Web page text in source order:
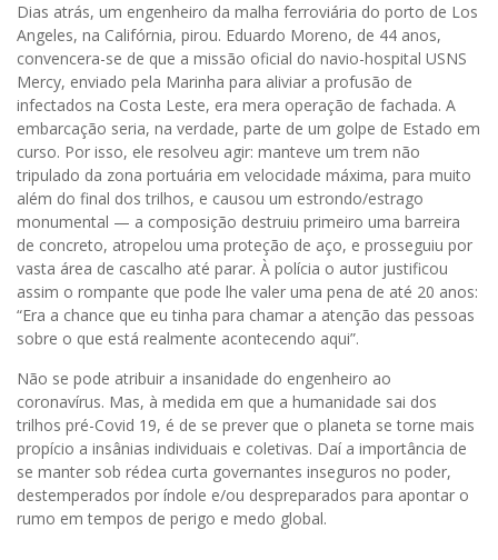
Dias atrás, um engenheiro da malha ferroviária do porto de Los
Angeles, na Califórnia, pirou. Eduardo Moreno, de 44 anos,
convencera-se de que a missão oficial do navio-hospital USNS
Mercy, enviado pela Marinha para aliviar a profusão de
infectados na Costa Leste, era mera operação de fachada. A
embarcação seria, na verdade, parte de um golpe de Estado em
curso. Por isso, ele resolveu agir: manteve um trem não
tripulado da zona portuária em velocidade máxima, para muito
além do final dos trilhos, e causou um estrondo/estrago
monumental — a composição destruiu primeiro uma barreira
de concreto, atropelou uma proteção de aço, e prosseguiu por
vasta área de cascalho até parar. À polícia o autor justificou
assim o rompante que pode lhe valer uma pena de até 20 anos:
“Era a chance que eu tinha para chamar a atenção das pessoas
sobre o que está realmente acontecendo aqui”.
Não se pode atribuir a insanidade do engenheiro ao
coronavírus. Mas, à medida em que a humanidade sai dos
trilhos pré-Covid 19, é de se prever que o planeta se torne mais
propício a insânias individuais e coletivas. Daí a importância de
se manter sob rédea curta governantes inseguros no poder,
destemperados por índole e/ou despreparados para apontar o
rumo em tempos de perigo e medo global.